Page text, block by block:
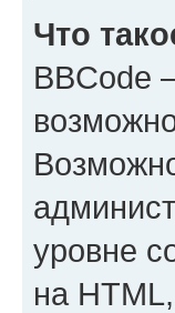
Что
BBCode
уровне
на